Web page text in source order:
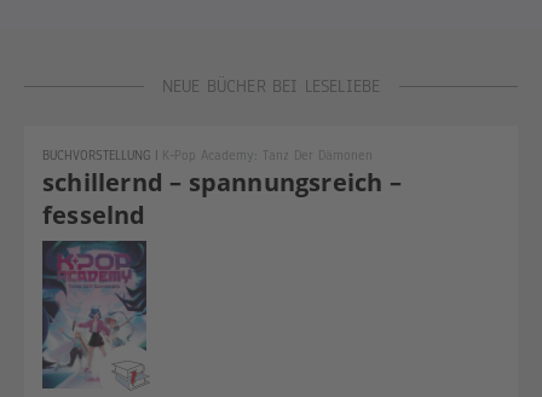
NEUE BÜCHER BEI LESELIEBE
schillernd – spannungsreich –
fesselnd
BUCHVORSTELLUNG | K-Pop Academy: Tanz Der Dämonen